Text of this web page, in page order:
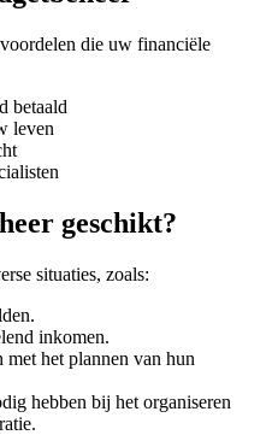
die uw financiële
betaald
leven
geschikt?
situaties, zoals:
inkomen.
met het plannen van hun
hebben bij het organiseren